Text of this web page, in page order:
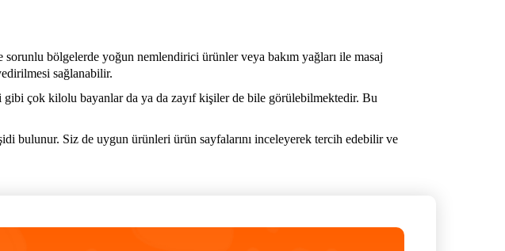
bölgelerde yoğun nemlendirici ürünler veya bakım yağları ile masaj
sağlanabilir.
gibi çok kilolu bayanlar da ya da zayıf kişiler de bile görülebilmektedir. Bu
bulunur. Siz de uygun ürünleri ürün sayfalarını inceleyerek tercih edebilir ve